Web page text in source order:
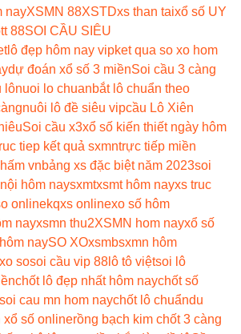
nayXSMN 88XSTDxs than taixổ số UY
88SOI CẦU SIÊU
lô đẹp hôm nay vipket qua so xo hom
dự đoán xổ số 3 miềnSoi cầu 3 càng
lônuoi lo chuanbắt lô chuẩn theo
nuôi lô đề siêu vipcầu Lô Xiên
Soi cầu x3xổ số kiến thiết ngày hôm
tiep kết quả sxmntrực tiếp miền
vnbảng xs đặc biệt năm 2023soi
hôm naysxmtxsmt hôm nayxs truc
onlinekqxs onlinexo số hôm
nayxsmn thu2XSMN hom nayxổ số
naySO XOxsmbsxmn hôm
sosoi cầu vip 88 lô tô việtsoi lô
chốt lô đẹp nhất hôm naychốt số
soi cau mn hom naychốt lô chuẩndu
xổ số onlinerồng bạch kim chốt 3 càng